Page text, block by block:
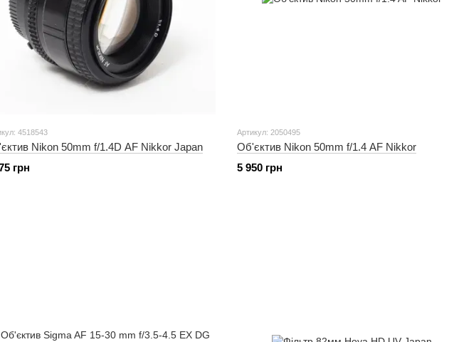
4518543
Nikon 50mm f/1.4D AF Nikkor Japan
грн
Артикул: 2050495
Об'єктив Nikon 50mm f/1.4 AF Nikkor
5 950 грн